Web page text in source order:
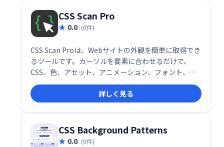
CSS Scan Pro
0.0 (0件)
CSS Scan Proは、Webサイトの外観を簡単に取得でき
るツールです。カーソルを要素に合わせるだけで、
CSS、色、アセット、アニメーション、フォント、サ
イズなどの情報が瞬時に表示されます。直感的なエデ
ィターでコードを書かずにコピー＆エクスポートが可
能。デザインの効率化や、CSSの学習にも役立ちま
す。
詳しく見る
CSS Background Patterns
0.0 (0件)